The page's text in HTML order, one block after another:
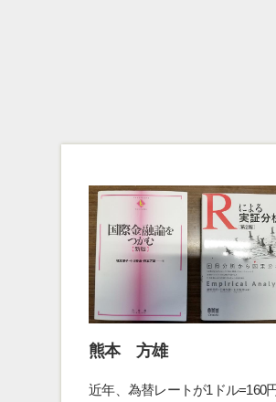
熊本 方雄
近年、為替レートが1ドル=160